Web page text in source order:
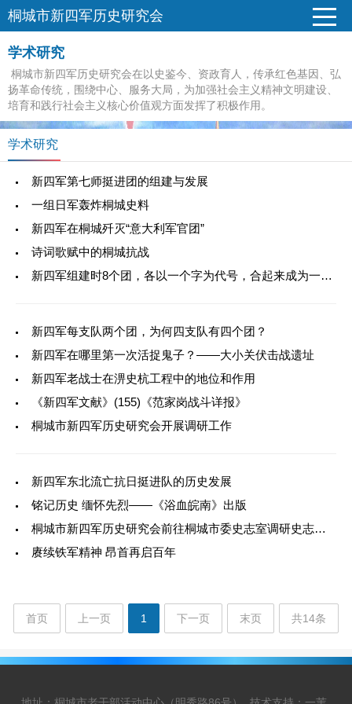
桐城市新四军历史研究会
学术研究
桐城市新四军历史研究会在以史鉴今、资政育人，传承红色基因、弘
扬革命传统，围绕中心、服务大局，为加强社会主义精神文明建设、
培育和践行社会主义核心价值观方面发挥了积极作用。
学术研究
新四军第七师挺进团的组建与发展
一组日军轰炸桐城史料
新四军在桐城歼灭“意大利军官团”
诗词歌赋中的桐城抗战
新四军组建时8个团，各以一个字为代号，合起来成为一句革命口号
新四军每支队两个团，为何四支队有四个团？
新四军在哪里第一次活捉鬼子？——大小关伏击战遗址
新四军老战士在淠史杭工程中的地位和作用
《新四军文献》(155)《范家岗战斗详报》
桐城市新四军历史研究会开展调研工作
新四军东北流亡抗日挺进队的历史发展
铭记历史 缅怀先烈——《浴血皖南》出版
桐城市新四军历史研究会前往桐城市委史志室调研史志资料
赓续铁军精神 昂首再启百年
首页 上一页 1 下一页 末页 共14条